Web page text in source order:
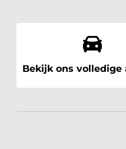
Bekijk ons volledige